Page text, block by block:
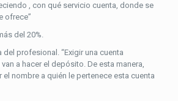
, con qué servicio cuenta, donde se
ofrece”
del 20%.
del profesional. “Exigir una cuenta
a hacer el depósito. De esta manera,
nombre a quién le pertenece esta cuenta